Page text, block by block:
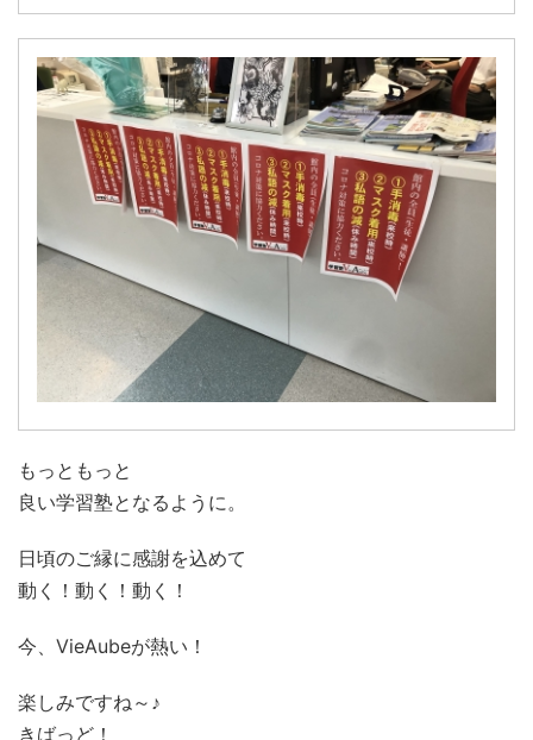
もっともっと
良い学習塾となるように。
日頃のご縁に感謝を込めて
動く！動く！動く！
今、VieAubeが熱い！
楽しみですね～♪
きばっど！